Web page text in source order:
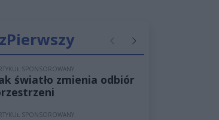
PoprzednieNastępne
SPONSOROWANY
światło zmienia odbiór
SPONSOROWANY